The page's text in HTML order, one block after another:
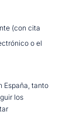
(con cita
o el
España, tanto
los